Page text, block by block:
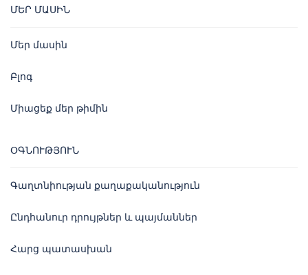
ՄԵՐ ՄԱՍԻՆ
Մեր մասին
Բլոգ
Միացեք մեր թիմին
ՕԳՆՈՒԹՅՈՒՆ
Գաղտնիության քաղաքականություն
Ընդհանուր դրույթներ և պայմաններ
Հարց պատասխան